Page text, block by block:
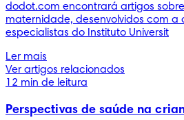
dodot.com encontrará artigos
maternidade, desenvolvidos com a
especialistas do Instituto Universit
Ler mais
Ver artigos relacionados
12 min de leitura
Perspectivas de saúde na